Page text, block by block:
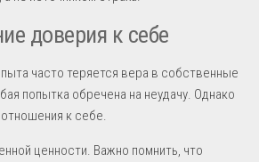
доверия к себе
часто теряется вера в собственные
попытка обречена на неудачу. Однако
к себе.
ценности. Важно помнить, что